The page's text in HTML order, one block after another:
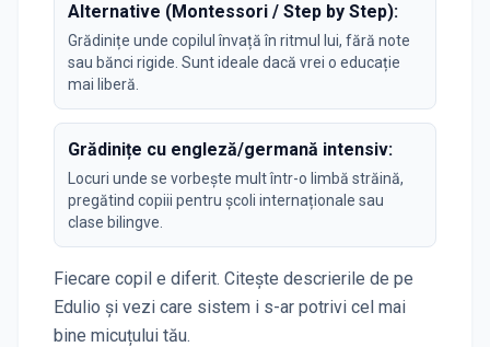
Alternative (Montessori / Step by Step):
Grădinițe unde copilul învață în ritmul lui, fără note
sau bănci rigide. Sunt ideale dacă vrei o educație
mai liberă.
Grădinițe cu engleză/germană intensiv:
Locuri unde se vorbește mult într-o limbă străină,
pregătind copiii pentru școli internaționale sau
clase bilingve.
Fiecare copil e diferit. Citește descrierile de pe
Edulio și vezi care sistem i s-ar potrivi cel mai
bine micuțului tău.